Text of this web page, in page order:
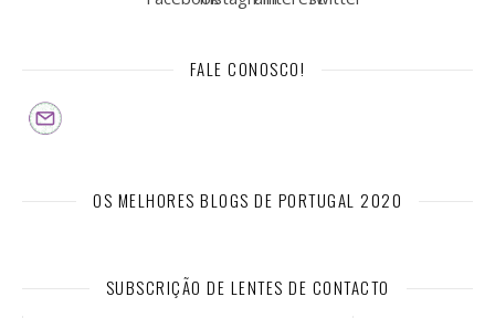
FALE CONOSCO!
OS MELHORES BLOGS DE PORTUGAL 2020
SUBSCRIÇÃO DE LENTES DE CONTACTO